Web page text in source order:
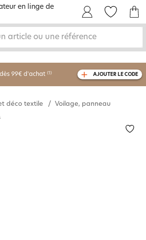
article ou une référence
dès 2 articles
dès 99€ d'achat (1) AJOUTER LE CODE
déco textile Voilage, panneau